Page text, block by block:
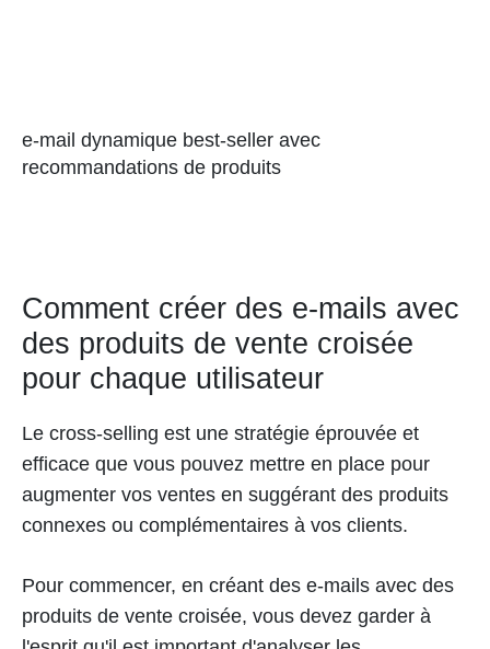
e-mail dynamique best-seller avec
recommandations de produits
Comment créer des e-mails avec
des produits de vente croisée
pour chaque utilisateur
Le cross-selling est une stratégie éprouvée et
efficace que vous pouvez mettre en place pour
augmenter vos ventes en suggérant des produits
connexes ou complémentaires à vos clients.
Pour commencer, en créant des e-mails avec des
produits de vente croisée, vous devez garder à